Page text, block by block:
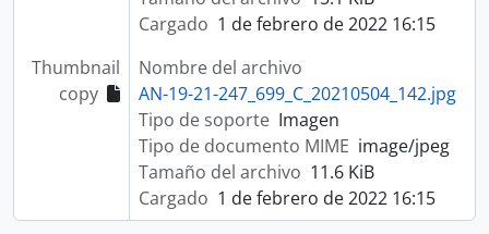
Cargado 1 de febrero de 2022 16:15
Thumbnail
copy
Nombre del archivo
AN-19-21-247_699_C_20210504_142.jpg
Tipo de soporte Imagen
Tipo de documento MIME image/jpeg
Tamaño del archivo 11.6 KiB
Cargado 1 de febrero de 2022 16:15